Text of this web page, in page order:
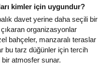
kimler için uygundur?
davet yerine daha seçili bir
organizasyonlar
bahçeler, manzaralı teraslar
bu tarz düğünler için tercih
atmosfer sunar.